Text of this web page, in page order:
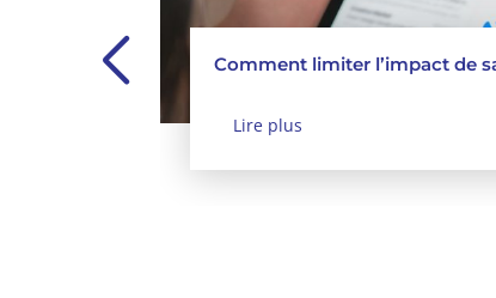
Comment limiter l’impact de
Lire plus